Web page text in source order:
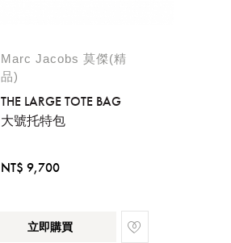
Marc Jacobs 莫傑(精
品)
THE LARGE TOTE BAG
大號托特包
NT$ 9,700
立即購買